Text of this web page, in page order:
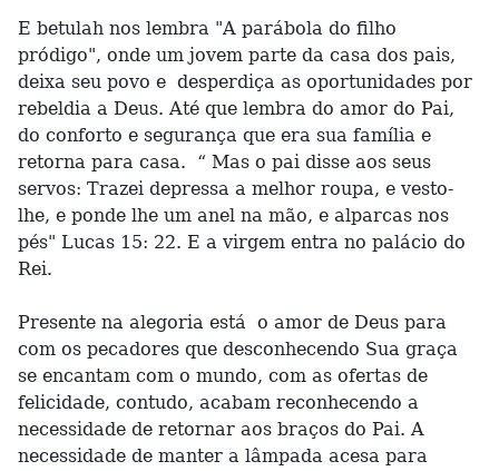
E betulah nos lembra "A parábola do filho
pródigo", onde um jovem parte da casa dos pais,
deixa seu povo e desperdiça as oportunidades por
rebeldia a Deus. Até que lembra do amor do Pai,
do conforto e segurança que era sua família e
retorna para casa. “ Mas o pai disse aos seus
servos: Trazei depressa a melhor roupa, e vesto-
lhe, e ponde lhe um anel na mão, e alparcas nos
pés" Lucas 15: 22. E a virgem entra no palácio do
Rei.
Presente na alegoria está o amor de Deus para
com os pecadores que desconhecendo Sua graça
se encantam com o mundo, com as ofertas de
felicidade, contudo, acabam reconhecendo a
necessidade de retornar aos braços do Pai. A
necessidade de manter a lâmpada acesa para